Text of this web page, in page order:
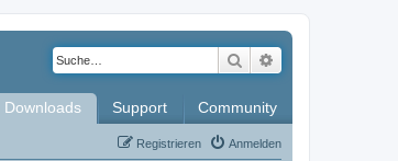
Suche
Downloads Support Community
Anmelden
Registrieren